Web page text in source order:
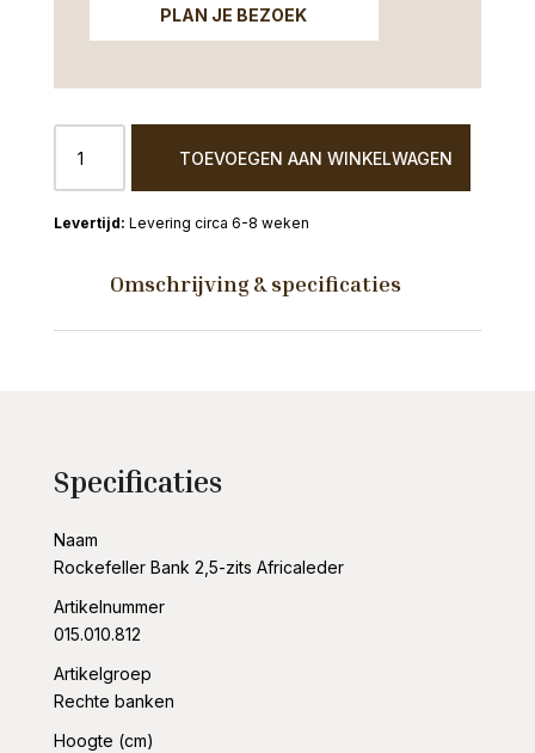
PLAN JE BEZOEK
Bank
2,5-
zits
TOEVOEGEN AAN WINKELWAGEN
Levering circa 6-8 weken
Omschrijving & specificaties
Specificaties
Naam
Rockefeller Bank 2,5-zits Africaleder
Artikelnummer
015.010.812
Artikelgroep
Rechte banken
Hoogte (cm)